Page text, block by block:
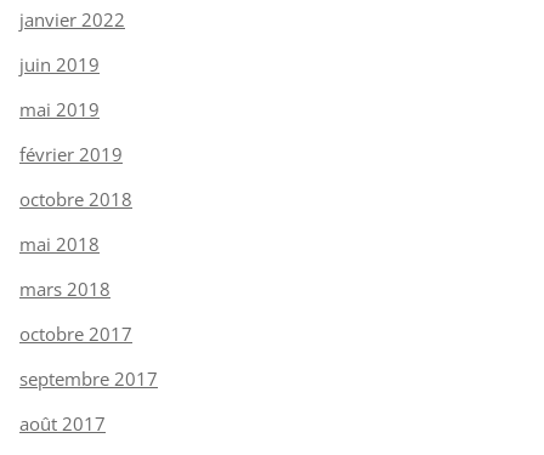
janvier 2022
juin 2019
mai 2019
février 2019
octobre 2018
mai 2018
mars 2018
octobre 2017
septembre 2017
août 2017